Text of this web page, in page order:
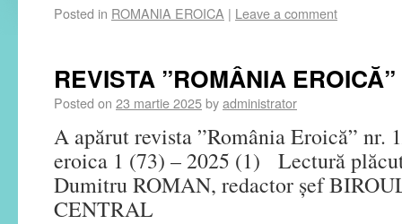
Posted in ROMANIA EROICA | Leave a comment
REVISTA ”ROMÂNIA
Posted on 23 martie 2025byadministrator
A apărut revista ”România Eroică” nr.
eroica 1 (73) – 2025 (1) Lectură
Dumitru ROMAN, redactor șef
CENTRAL